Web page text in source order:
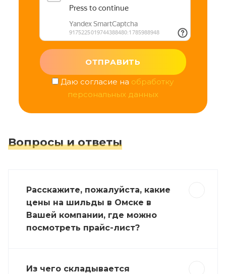
Даю согласие на обработку
персональных данных
Вопросы и ответы
Расскажите, пожалуйста, какие
цены на шильды в Омске в
Вашей компании, где можно
посмотреть прайс-лист?
Из чего складывается